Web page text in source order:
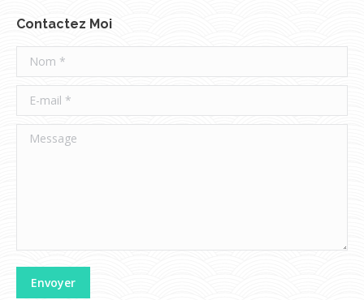
Contactez Moi
Nom *
E-mail *
Message
Envoyer